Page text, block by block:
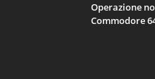
Operazione
Commodore